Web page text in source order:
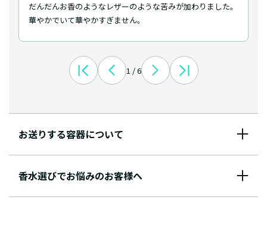
だんだんお香のようなレザーのような苦みが加わりました。
華やかでいて華やかすぎません。
1 / 6
お送りする容器について
香水選びでお悩みのお客様へ